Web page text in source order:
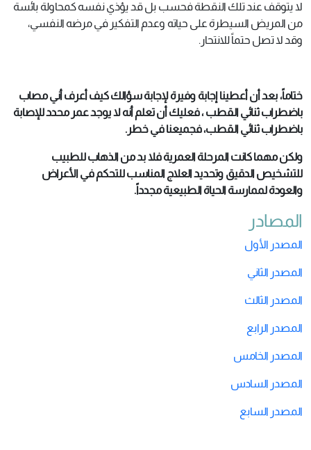
لا يتوقف عند تلك النقطة فحسب بل قد يؤذي نفسه كمحاولة بائسة
من المريض السيطرة على حياته وعدم التفكير في مرضه النفسي،
وقد لا تصل حتماً للانتحار.
ختاماً، بعد أن أعطينا إجابة وفيرة لإجابة سؤالك كيف أعرف أني مصاب
باضطراب ثنائي القطب ، فعليك أن تعلم أنه لا يوجد عمر محدد للإصابة
باضطراب ثنائي القطب، فجميعنا في خطر.
ولكن مهما كانت المرحلة العمرية فلا بد من الذهاب للطبيب
للتشخيص الدقيق وتحديد العلاج المناسب للتحكم في الأعراض
والعودة لممارسة الحياة الطبيعية مجدداً.
المصادر
المصدر الأول
المصدر الثاني
المصدر الثالث
المصدر الرابع
المصدر الخامس
المصدر السادس
المصدر السابع